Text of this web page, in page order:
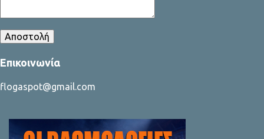
Επικοινωνία
flogaspot@gmail.com